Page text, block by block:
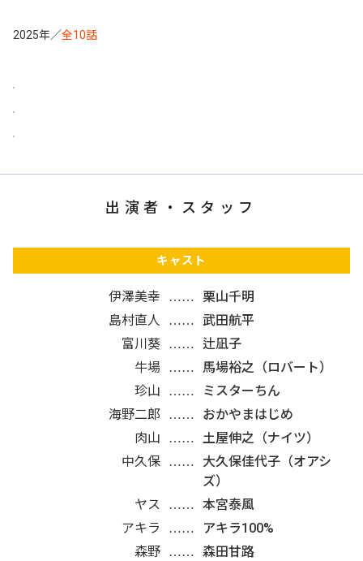
2025年／全10話
出演者・スタッフ
キャスト
伊澤美幸
栗山千明
島村直人
武田航平
富川葵
辻凪子
牛場
馬場裕之（ロバート）
珍山
ミスターちん
海野二郎
おかやまはじめ
肉山
土屋伸之（ナイツ）
中久保
大久保佳代子（オアシ
ズ）
ヤス
本宮泰風
アキラ
アキラ100%
森野
森田甘路